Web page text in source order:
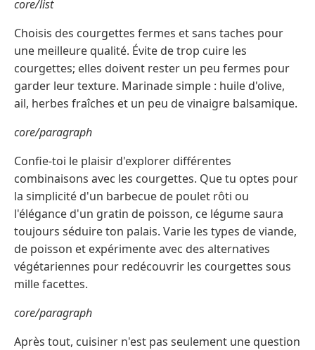
core/list
Choisis des courgettes fermes et sans taches pour
une meilleure qualité. Évite de trop cuire les
courgettes; elles doivent rester un peu fermes pour
garder leur texture. Marinade simple : huile d'olive,
ail, herbes fraîches et un peu de vinaigre balsamique.
core/paragraph
Confie-toi le plaisir d'explorer différentes
combinaisons avec les courgettes. Que tu optes pour
la simplicité d'un barbecue de poulet rôti ou
l'élégance d'un gratin de poisson, ce légume saura
toujours séduire ton palais. Varie les types de viande,
de poisson et expérimente avec des alternatives
végétariennes pour redécouvrir les courgettes sous
mille facettes.
core/paragraph
Après tout, cuisiner n'est pas seulement une question